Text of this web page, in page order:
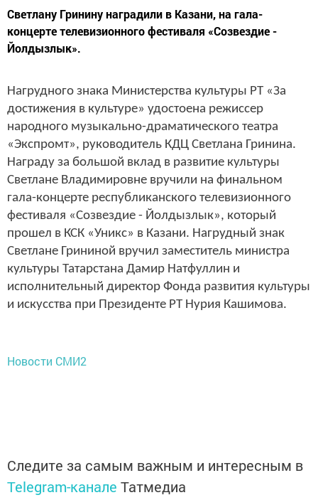
Светлану Гринину наградили в Казани, на гала-
концерте телевизионного фестиваля «Созвездие -
Йолдызлык».
Нагрудного знака Министерства культуры РТ «За
достижения в культуре» удостоена режиссер
народного музыкально-драматического театра
«Экспромт», руководитель КДЦ Светлана Гринина.
Награду за большой вклад в развитие культуры
Светлане Владимировне вручили на финальном
гала-концерте республиканского телевизионного
фестиваля «Созвездие - Йолдызлык», который
прошел в КСК «Уникс» в Казани. Нагрудный знак
Светлане Грининой вручил заместитель министра
культуры Татарстана Дамир Натфуллин и
исполнительный директор Фонда развития культуры
и искусства при Президенте РТ Нурия Кашимова.
Новости СМИ2
Следите за самым важным и интересным в
Telegram-канале Татмедиа